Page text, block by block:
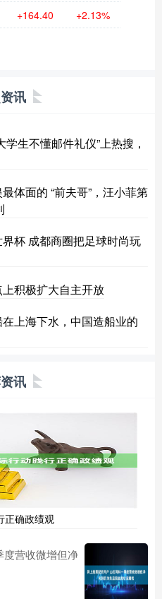
+164.40 +2.13%
讯
生不懂邮件礼仪”上热搜，
体面的 “前夫哥”，汪小菲第
杯 成都商圈把足球时尚玩
积极扩大自主开放
上海下水，中国造船业的
讯
正确政绩观
度营收微增但净